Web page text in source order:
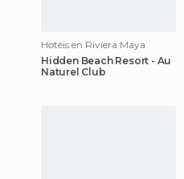
Hotéis en Riviera Maya
Hidden Beach Resort - Au
Naturel Club